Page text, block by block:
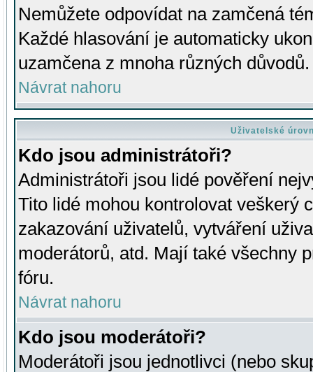
Nemůžete odpovídat na zamčená
Každé hlasování je automaticky
uzamčena z mnoha různých důvodů.
Návrat nahoru
Uživatelské
Kdo jsou administrátoři?
Administrátoři jsou lidé pověření
Tito lidé mohou kontrolovat veškerý
zakazování uživatelů, vytváření
moderátorů, atd. Mají také všechny
fóru.
Návrat nahoru
Kdo jsou moderátoři?
Moderátoři jsou jednotlivci (nebo